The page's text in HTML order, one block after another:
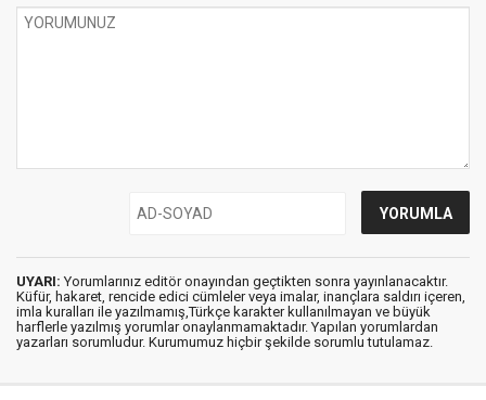
UYARI: Yorumlarınız editör onayından geçtikten sonra yayınlanacaktır.
Küfür, hakaret, rencide edici cümleler veya imalar, inançlara saldırı içeren,
imla kuralları ile yazılmamış,Türkçe karakter kullanılmayan ve büyük
harflerle yazılmış yorumlar onaylanmamaktadır. Yapılan yorumlardan
yazarları sorumludur. Kurumumuz hiçbir şekilde sorumlu tutulamaz.